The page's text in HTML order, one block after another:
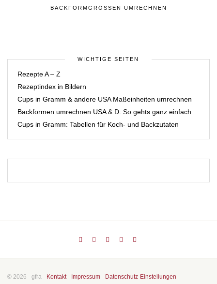
BACKFORMGRÖSSEN UMRECHNEN
WICHTIGE SEITEN
Rezepte A – Z
Rezeptindex in Bildern
Cups in Gramm & andere USA Maßeinheiten umrechnen
Backformen umrechnen USA & D: So gehts ganz einfach
Cups in Gramm: Tabellen für Koch- und Backzutaten
© 2026 - gfra - Kontakt- Impressum - Datenschutz-Einstellungen